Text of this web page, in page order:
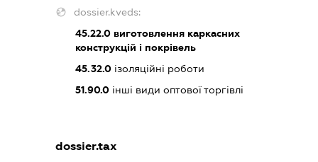
dossier.kveds:
45.22.0 виготовлення каркасних
конструкцій і покрівель
45.32.0 ізоляційні роботи
51.90.0 інші види оптової торгівлі
dossier.tax